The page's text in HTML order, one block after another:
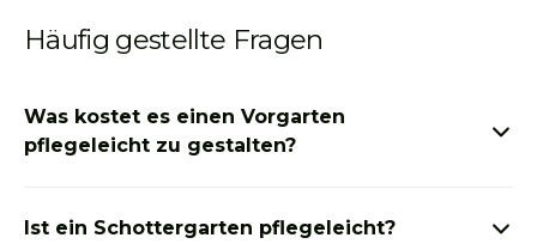
Häufig gestellte Fragen
Was kostet es einen Vorgarten
pflegeleicht zu gestalten?
Zustand Ihres Vorgartens ab. Muss ein Baum entfernt
Ist ein Schottergarten pflegeleicht?